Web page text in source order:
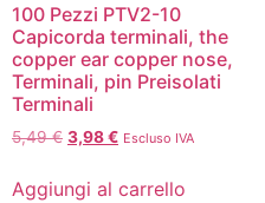
100 Pezzi PTV2-10
Capicorda terminali, the
copper ear copper nose,
Terminali, pin Preisolati
Terminali
5,49€ 3,98€ Escluso IVA
Aggiungi al carrello